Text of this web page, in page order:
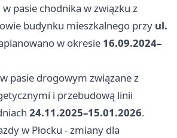
pasie chodnika w związku z
budynku mieszkalnego przy ul.
w okresie 16.09.2024–
pasie drogowym związane z
i przebudową linii
24.11.2025–15.01.2026.
w Płocku - zmiany dla